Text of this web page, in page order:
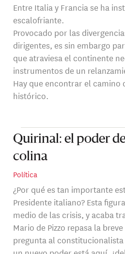
Entre Italia y Francia se ha
escalofriante.
Provocado por las
dirigentes, es sin embargo
que atraviesa el continente
instrumentos de un
Hay que encontrar el camino
histórico.
Quirinal: el poder
colina
Política
¿Por qué es tan importante
Presidente italiano? Esta
medio de las crisis, y acaba
Mario de Pizzo repasa la
pregunta al